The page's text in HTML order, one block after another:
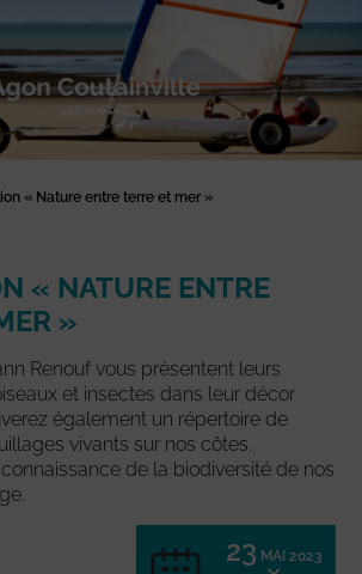
« Nature entre terre et mer »
« NATURE ENTRE
»
Renouf vous présentent leurs
et insectes dans leur décor
également un répertoire de
vivants sur nos côtes.
de la biodiversité de nos
23 MAI 2023